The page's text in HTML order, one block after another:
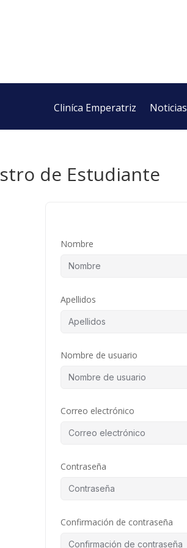
Cliníca Emperatriz Noticias
de Estudiante
Nombre
Apellidos
Nombre de usuario
Correo electrónico
Contraseña
Confirmación de contraseña